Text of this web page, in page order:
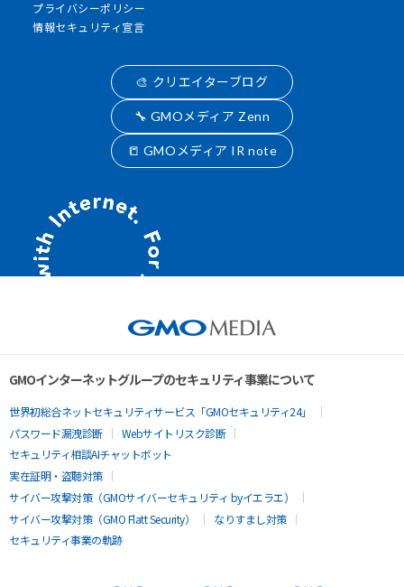
プライバシーポリシー
情報セキュリティ宣言
🎨 クリエイターブログ
🔧 GMOメディア Zenn
📒 GMOメディア IR note
GMOインターネットグループのセキュリティ事業について
世界初総合ネットセキュリティサービス「GMOセキュリティ24」
パスワード漏洩診断
Webサイトリスク診断
セキュリティ相談AIチャットボット
実在証明・盗聴対策
サイバー攻撃対策（GMOサイバーセキュリティ byイエラエ）
サイバー攻撃対策（GMO Flatt Security）
なりすまし対策
セキュリティ事業の軌跡